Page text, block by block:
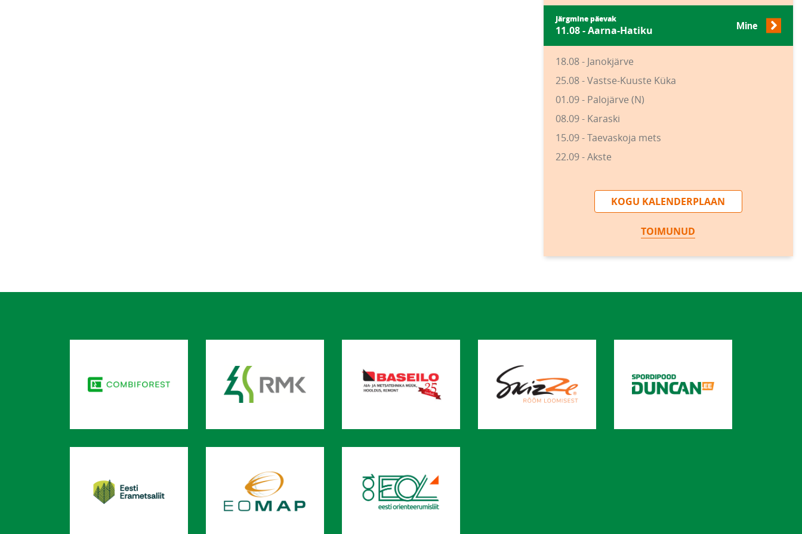
Järgmine päevak
11.08 - Aarna-Hatiku Mine
18.08 - Janokjärve
25.08 - Vastse-Kuuste Küka
01.09 - Palojärve (N)
08.09 - Karaski
15.09 - Taevaskoja mets
22.09 - Akste
KOGU KALENDERPLAAN
TOIMUNUD